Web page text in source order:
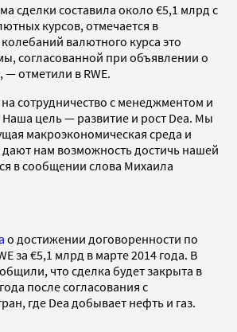
сделки составила около €5,1 млрд с
курсов, отмечается в
валютного курса это
согласованной при объявлении о
отметили в RWE.
сотрудничество с менеджментом и
цель — развитие и рост Dea. Мы
макроэкономическая среда и
нам возможность достичь нашей
в сообщении слова Михаила
о достижении договоренности по
за €5,1 млрд в марте 2014 года. В
что сделка будет закрыта в
после согласования с
где Dea добывает нефть и газ.